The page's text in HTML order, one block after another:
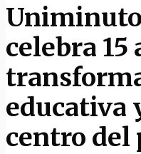
celebra 15
educativa
centro del